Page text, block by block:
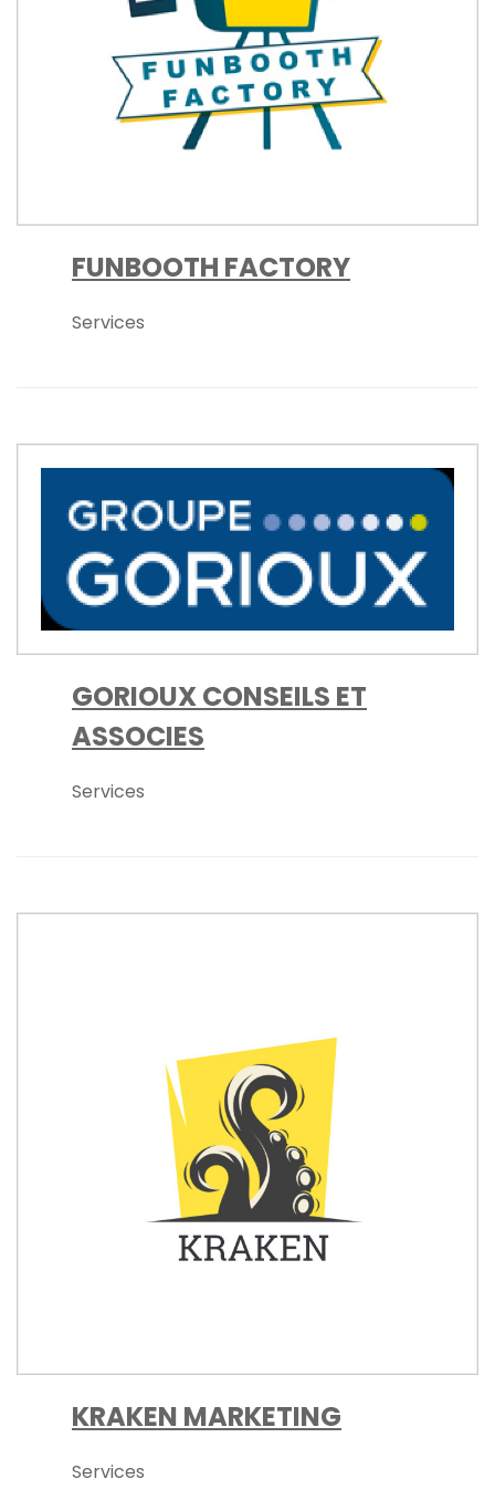
FUNBOOTH FACTORY
Services
GORIOUX CONSEILS ET
ASSOCIES
Services
KRAKEN MARKETING
Services